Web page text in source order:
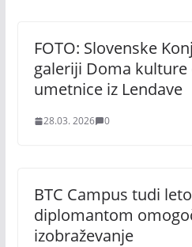
FOTO: Slovenske
galeriji Doma
umetnice iz Lendave
28.03. 2026 0
BTC Campus tudi
diplomantom
izobraževanje